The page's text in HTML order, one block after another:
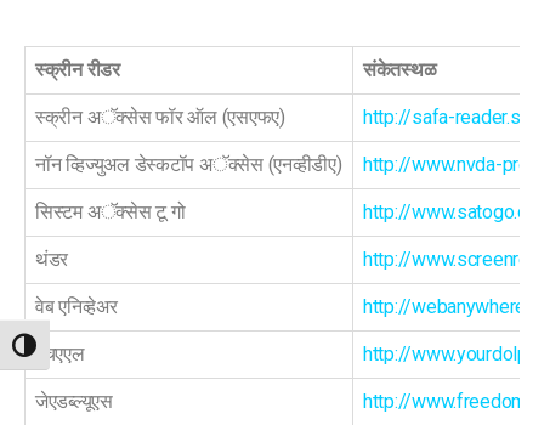
TOGGLE HIGH CONTRAST
स्क्रीन रीडर संकेतस्थळ
स्क्रीन अॅक्सेस फॉर ऑल (एसएफए) http://safa-
नॉन व्हिज्युअल डेस्कटॉप अॅक्सेस (एनव्हीडीए) http://www.nvda-
सिस्टम अॅक्सेस टू गो http://
थंडर http://
वेब एनिव्हेअर http://
एचएएल http://
जेएडब्ल्यूएस http://